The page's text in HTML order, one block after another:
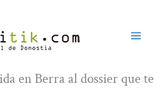
en Berra al dossier que te